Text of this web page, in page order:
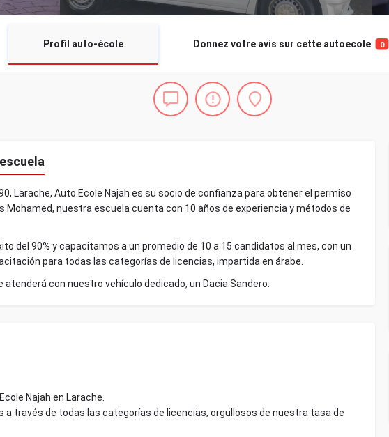
Profil auto-école Donnez votre avis sur cette autoecole 0
Larache, Auto Ecole Najah es su socio de confianza para obtener el permiso
Mohamed, nuestra escuela cuenta con 10 años de experiencia y métodos de
del 90% y capacitamos a un promedio de 10 a 15 candidatos al mes, con un
para todas las categorías de licencias, impartida en árabe.
con nuestro vehículo dedicado, un Dacia Sandero.
Najah en Larache.
a través de todas las categorías de licencias, orgullosos de nuestra tasa de